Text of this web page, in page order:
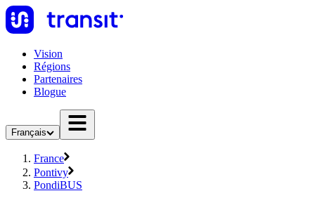
Vision
Régions
Partenaires
Blogue
Français
France
Pontivy
PondiBUS